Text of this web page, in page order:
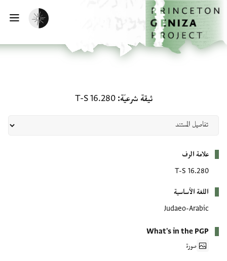
إلى المحتوى الرئيسي
الرئيسية
تفعيل الوضع المظلم
ثيقة شرعيّة T-S 16.280
علامة الرف
T-S 16.280
اللغة الأساسية
Judaeo-Arabic
What's in the PGP
صورة